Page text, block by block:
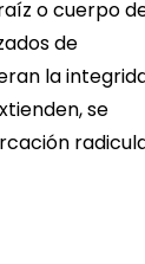
o cuerpo
de
la
se